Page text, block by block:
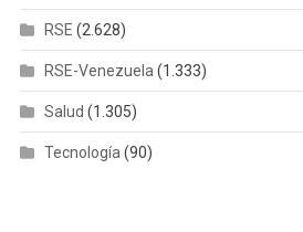
RSE (2.628)
RSE-Venezuela (1.333)
Salud (1.305)
Tecnología (90)